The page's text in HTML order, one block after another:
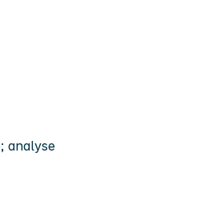
analyse